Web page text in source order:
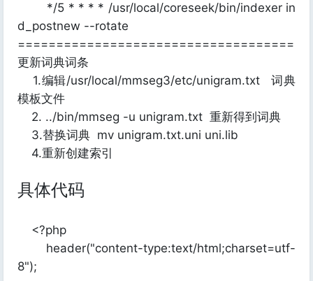
*/5 * * * * /usr/local/coreseek/bin/indexer in
d_postnew --rotate
====================================
更新词典词条
1.编辑/usr/local/mmseg3/etc/unigram.txt 词典
模板文件
2. ../bin/mmseg -u unigram.txt 重新得到词典
3.替换词典 mv unigram.txt.uni uni.lib
4.重新创建索引
具体代码
<?php
header("content-type:text/html;charset=utf-
8");